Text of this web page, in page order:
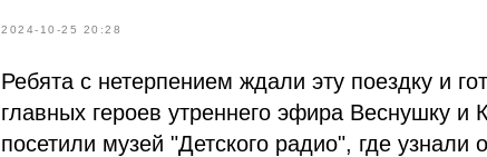
2024-10-25 20:28
Ребята с нетерпением ждали эту поездку и
главных героев утреннего эфира Веснушку и
посетили музей "Детского радио", где узнали